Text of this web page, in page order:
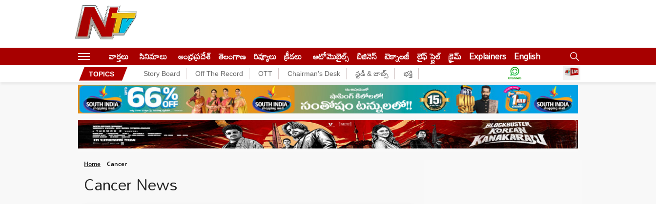
వార్తలు సినిమాలు ఆంధ్రప్రదేశ్ తెలంగాణ రివ్యూలు క్రీడలు ఆటోమొబైల్స్ బిజినెస్‌ టెక్నాలజీ లైఫ్ స్టైల్ క్రైమ్ Explainers English
TOPICS Story Board Off The Record OTT Chairman's Desk స్టడీ & జాబ్స్ భక్తి
Home Cancer
Cancer News